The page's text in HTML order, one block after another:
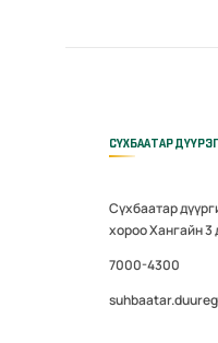
СҮХБААТАР ДҮҮРЭГ
Сүхбаатар
хороо Хангайн
7000-4300